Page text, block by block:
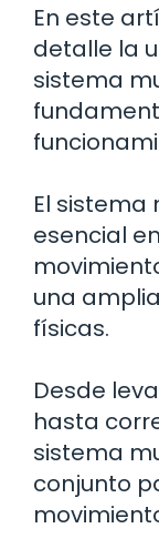
En este
detalle la
sistema
El sistema
esencial
una
físicas.
Desde
hasta
sistema
conjunto